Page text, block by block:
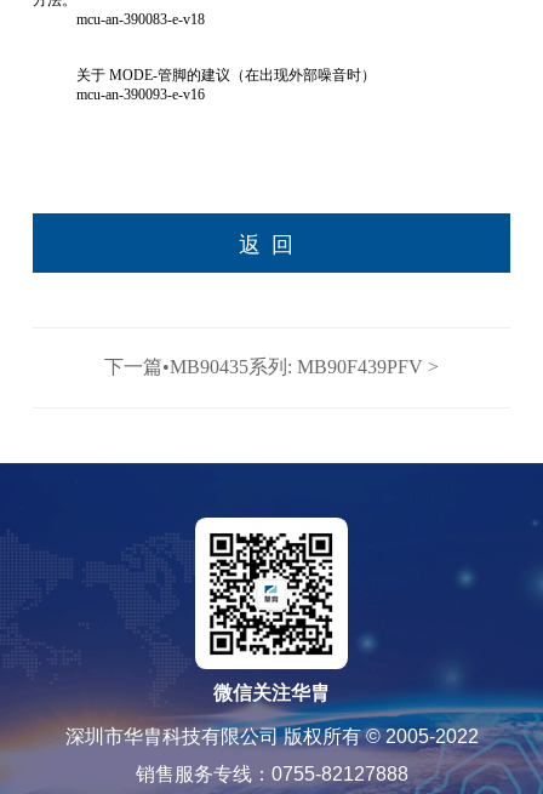
mcu-an-390083-e-v18
关于 MODE-管脚的建议（在出现外部噪音时）
mcu-an-390093-e-v16
返回
下一篇•MB90435系列: MB90F439PFV >
微信关注华胄
深圳市华胄科技有限公司 版权所有 © 2005-2022
销售服务专线：0755-82127888